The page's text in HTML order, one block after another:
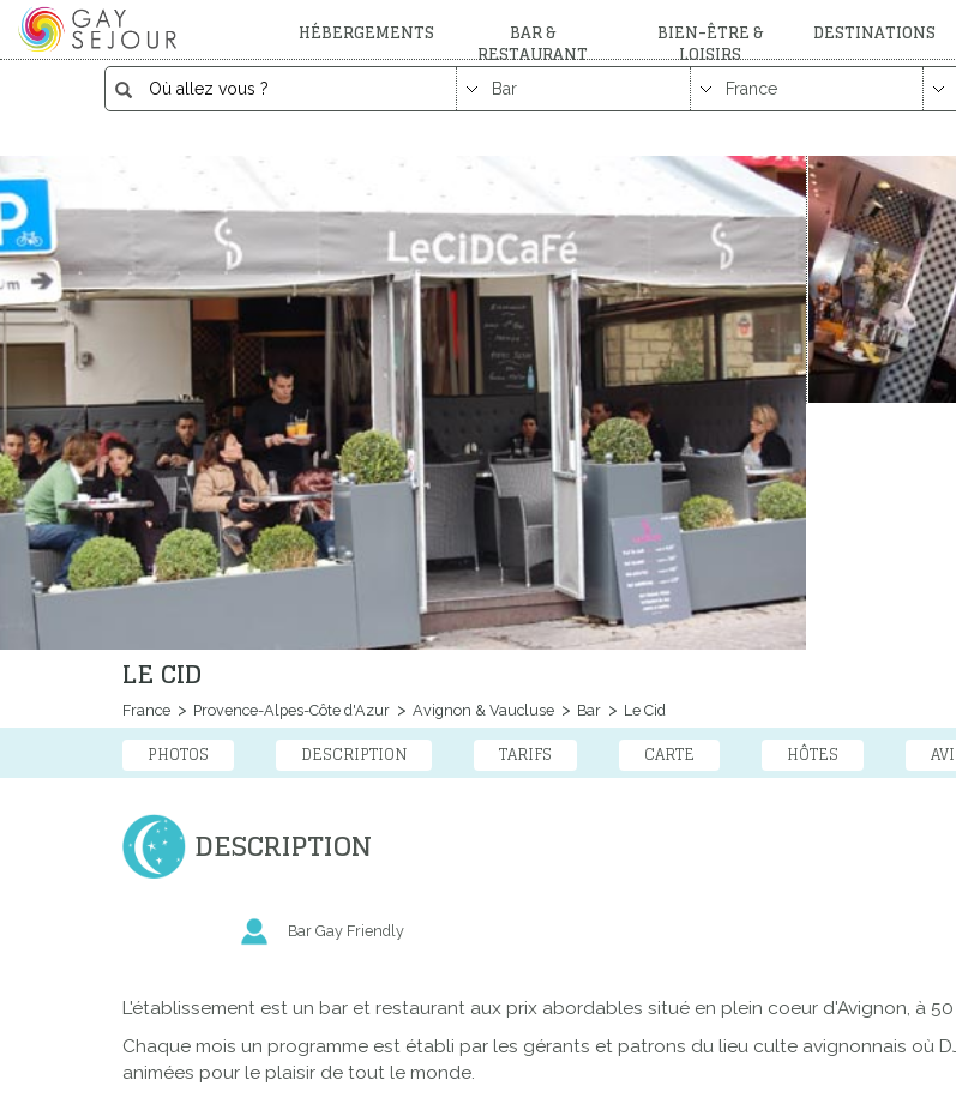
HÉBERGEMENTS BAR &
RESTAURANT
BIEN-ÊTRE &
LOISIRS
DESTINATIONS
LE CID
France Provence-Alpes-Côte d'Azur Avignon & Vaucluse Bar Le Cid
PHOTOS DESCRIPTION TARIFS CARTE HÔTES
DESCRIPTION
Bar Gay Friendly
L'établissement est un bar et restaurant aux prix abordables situé en plein coeur d'Avignon, à
Chaque mois un programme est établi par les gérants et patrons du lieu culte avignonnais où
animées pour le plaisir de tout le monde.